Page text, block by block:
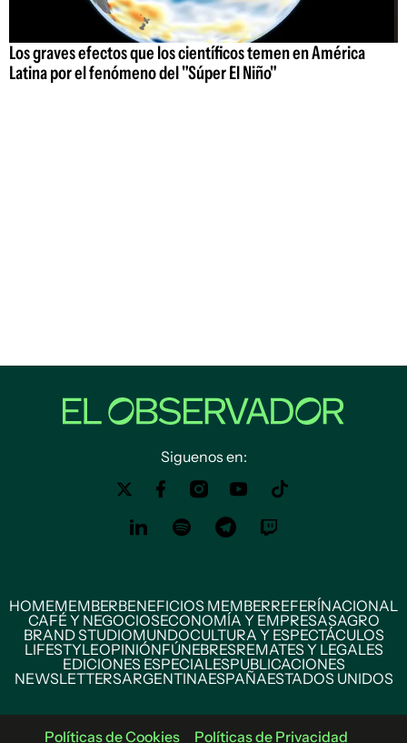
Los graves efectos que los científicos temen en América
Latina por el fenómeno del "Súper El Niño"
Siguenos en:
HOMEMEMBERBENEFICIOS MEMBERREFERÍNACIONAL
CAFÉ Y NEGOCIOSECONOMÍA Y EMPRESASAGRO
BRAND STUDIOMUNDOCULTURA Y ESPECTÁCULOS
LIFESTYLEOPINIÓNFÚNEBRESREMATES Y LEGALES
EDICIONES ESPECIALESPUBLICACIONES
NEWSLETTERSARGENTINAESPAÑAESTADOS UNIDOS
Políticas de Cookies Políticas de Privacidad